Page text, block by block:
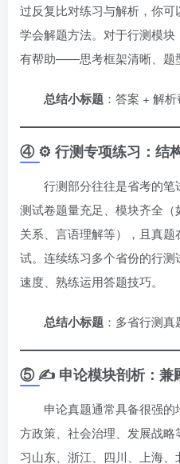
过反复比对练习与解析，你
学会解题方法。对于行测模
有帮助——思考框架清晰、题
总结小标题 ：答案 + 解
④ ⚙️ 行测专项练习：结
行测部分往往是省考的
测试卷题量充足、模块齐全
关系、言语理解等），且真
试。连续练习多个省份的行
速度、熟练运用答题技巧。
总结小标题 ：多省行测
⑤ ✍️ 申论模块剖析：兼
申论真题通常具备很强
方政策、社会治理、发展战
习山东、浙江、四川、上海